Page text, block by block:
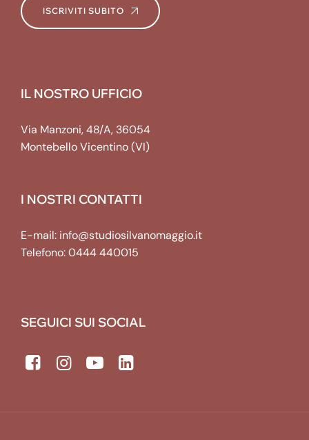
ISCRIVITI SUBITO
IL NOSTRO UFFICIO
Via Manzoni, 48/A, 36054
Montebello Vicentino (VI)
I NOSTRI CONTATTI
E-mail: info@studiosilvanomaggio.it
Telefono:0444 440015
SEGUICI SUI SOCIAL